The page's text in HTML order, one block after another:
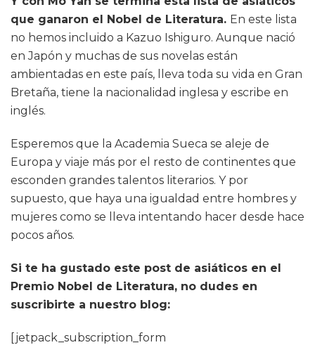
que ganaron el Nobel de Literatura. En este lista
no hemos incluido a Kazuo Ishiguro. Aunque nació
en Japón y muchas de sus novelas están
ambientadas en este país, lleva toda su vida en Gran
Bretaña, tiene la nacionalidad inglesa y escribe en
inglés.
Esperemos que la Academia Sueca se aleje de
Europa y viaje más por el resto de continentes que
esconden grandes talentos literarios. Y por
supuesto, que haya una igualdad entre hombres y
mujeres como se lleva intentando hacer desde hace
pocos años.
Si te ha gustado este post de asiáticos en el
Premio Nobel de Literatura, no dudes en
suscribirte a nuestro blog:
[jetpack_subscription_form